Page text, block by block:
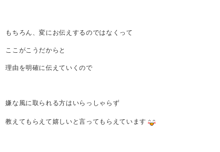
もちろん、変にお伝えするのではなくって
ここがこうだからと
理由を明確に伝えていくので
嫌な風に取られる方はいらっしゃらず
教えてもらえて嬉しいと言ってもらえています